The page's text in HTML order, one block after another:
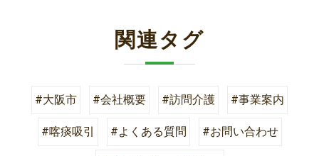
関連タグ
#大阪市 #会社概要 #訪問介護 #事業案内
#喀痰吸引 #よくある質問 #お問い合わせ